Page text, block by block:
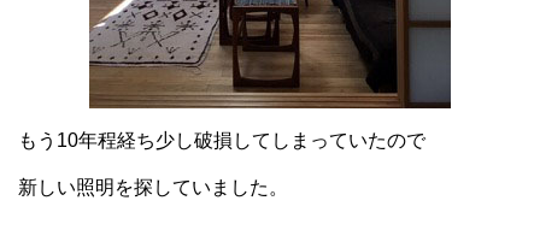
もう10年程経ち少し破損してしまっていたので
新しい照明を探していました。